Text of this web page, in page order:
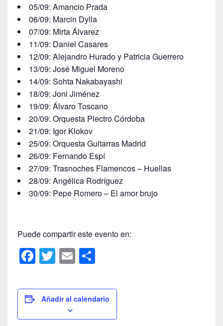
05/09: Amancio Prada
06/09: Marcin Dylla
07/09: Mirta Álvarez
11/09: Daniel Casares
12/09: Alejandro Hurado y Patricia Guerrero
13/09: José Miguel Moreno
14/09: Sohta Nakabayashi
18/09: Joni Jiménez
19/09: Álvaro Toscano
20/09: Orquesta Plectro Córdoba
21/09: Igor Klokov
25/09: Orquesta Guitarras Madrid
26/09: Fernando Espí
27/09: Trasnoches Flamencos – Huellas
28/09: Angélica Rodríguez
30/09: Pepe Romero – El amor brujo
Puede compartir este evento en:
F
c
e
b
T
tt
er
E
ailm
p
ar
Añadir al calendario